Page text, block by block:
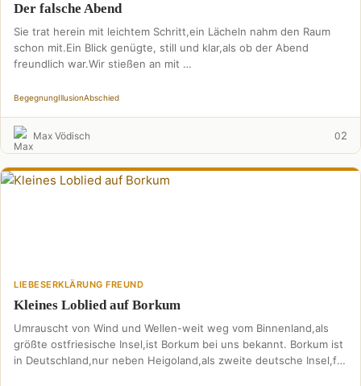
Der falsche Abend
Sie trat herein mit leichtem Schritt,ein Lächeln nahm den Raum
schon mit.Ein Blick genügte, still und klar,als ob der Abend
freundlich war.Wir stießen an mit …
BegegnungIllusionAbschied
Max Vödisch 02
LIEBESERKLÄRUNG FREUND
Kleines Loblied auf Borkum
Umrauscht von Wind und Wellen-weit weg vom Binnenland,als
größte ostfriesische Insel,ist Borkum bei uns bekannt. Borkum ist
in Deutschland,nur neben Heigoland,als zweite deutsche Insel,für